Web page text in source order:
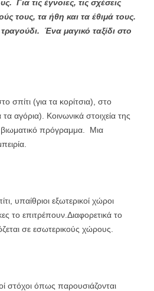
Για τις έγνοιες, τις σχέσεις
τους, τα ήθη και τα έθιμά τους.
Ένα μαγικό ταξίδι στο
σπίτι (για τα κορίτσια), στο
αγόρια). Κοινωνικά στοιχεία της
πρόγραμμα. Μια
υπαίθριοι εξωτερικοί χώροι
το επιτρέπουν.Διαφορετικά το
σε εσωτερικούς χώρους.
στόχοι όπως παρουσιάζονται